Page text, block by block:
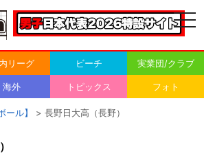
リーグ ビーチ 実業団/クラブ
海外 トピックス フォト
ル】 > 長野日大高（長野）